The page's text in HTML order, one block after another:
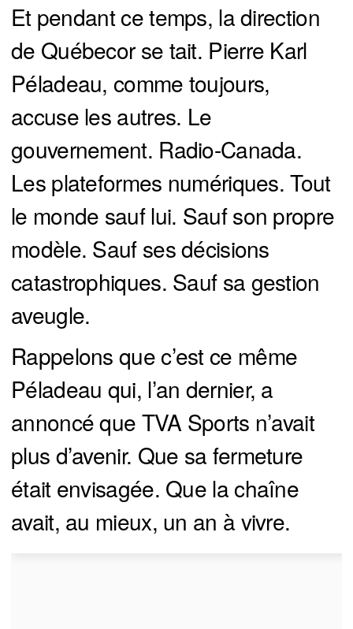
Et pendant ce temps, la direction
de Québecor se tait. Pierre Karl
Péladeau, comme toujours,
accuse les autres. Le
gouvernement. Radio-Canada.
Les plateformes numériques. Tout
le monde sauf lui. Sauf son propre
modèle. Sauf ses décisions
catastrophiques. Sauf sa gestion
aveugle.
Rappelons que c’est ce même
Péladeau qui, l’an dernier, a
annoncé que TVA Sports n’avait
plus d’avenir. Que sa fermeture
était envisagée. Que la chaîne
avait, au mieux, un an à vivre.